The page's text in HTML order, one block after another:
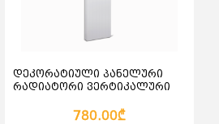
დეკორატიული პანელური
რადიატორი ვერტიკალური
780.00₾